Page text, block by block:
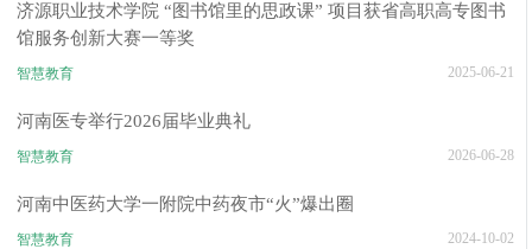
济源职业技术学院 “图书馆里的思政课” 项目获省高职高专图书
馆服务创新大赛一等奖
智慧教育 2025-06-21
河南医专举行2026届毕业典礼
智慧教育 2026-06-28
河南中医药大学一附院中药夜市“火”爆出圈
智慧教育 2024-10-02